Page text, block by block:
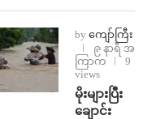
by ကျော်ကြီး
၉ နာရီ အ
ကြာက
9
views
⁨မိုးများပြီး
ချောင်း